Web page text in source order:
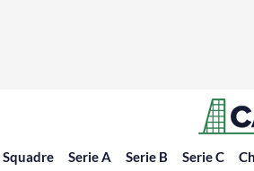
Squadre Serie A Serie B Serie C